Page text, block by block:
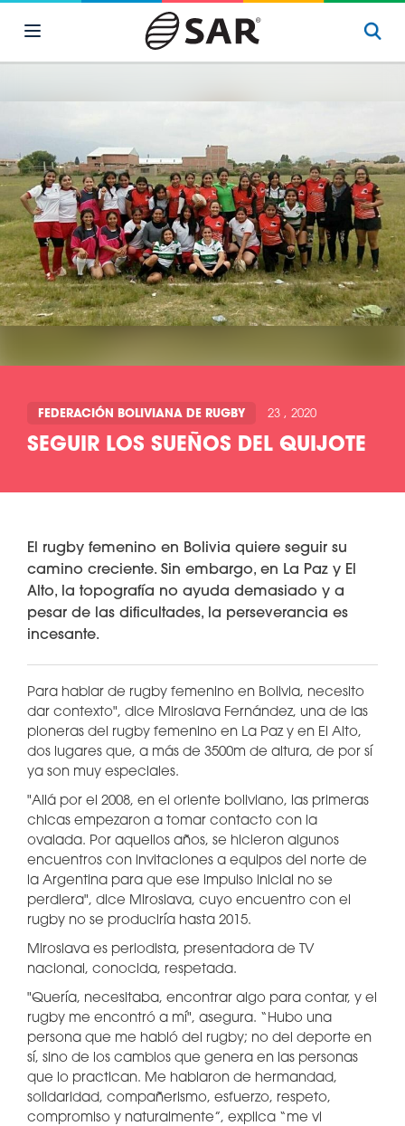
FEDERACIÓN BOLIVIANA DE RUGBY 23 , 2020
SEGUIR LOS SUEÑOS DEL QUIJOTE
El rugby femenino en Bolivia quiere seguir su
camino creciente. Sin embargo, en La Paz y El
Alto, la topografía no ayuda demasiado y a
pesar de las dificultades, la perseverancia es
incesante.
Para hablar de rugby femenino en Bolivia, necesito
dar contexto", dice Miroslava Fernández, una de las
pioneras del rugby femenino en La Paz y en El Alto,
dos lugares que, a más de 3500m de altura, de por sí
ya son muy especiales.
"Allá por el 2008, en el oriente boliviano, las primeras
chicas empezaron a tomar contacto con la
ovalada. Por aquellos años, se hicieron algunos
encuentros con invitaciones a equipos del norte de
la Argentina para que ese impulso inicial no se
perdiera", dice Miroslava, cuyo encuentro con el
rugby no se produciría hasta 2015.
Miroslava es periodista, presentadora de TV
nacional, conocida, respetada.
"Quería, necesitaba, encontrar algo para contar, y el
rugby me encontró a mí", asegura. “Hubo una
persona que me habló del rugby; no del deporte en
sí, sino de los cambios que genera en las personas
que lo practican. Me hablaron de hermandad,
solidaridad, compañerismo, esfuerzo, respeto,
compromiso y naturalmente”, explica “me vi